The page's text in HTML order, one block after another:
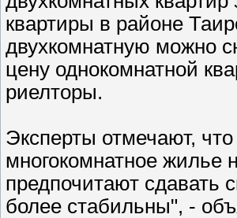
квартиры в районе
двухкомнатную можно
цену однокомнатной
риелторы.
Эксперты отмечают,
многокомнатное жилье
предпочитают сдавать
более стабильны", -